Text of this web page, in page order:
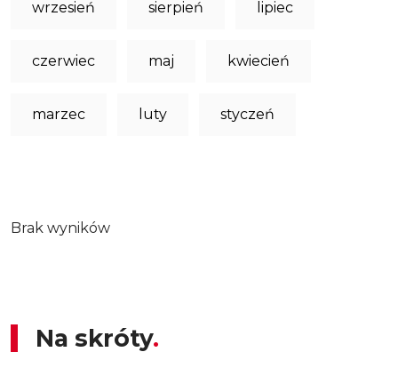
wrzesień sierpień lipiec
czerwiec maj kwiecień
marzec luty styczeń
Brak wyników
Na skróty